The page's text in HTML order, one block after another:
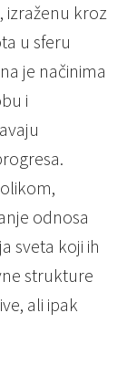
izraženu kroz
u sferu
je načinima
i
odnosa
sveta koji ih
strukture
ali ipak